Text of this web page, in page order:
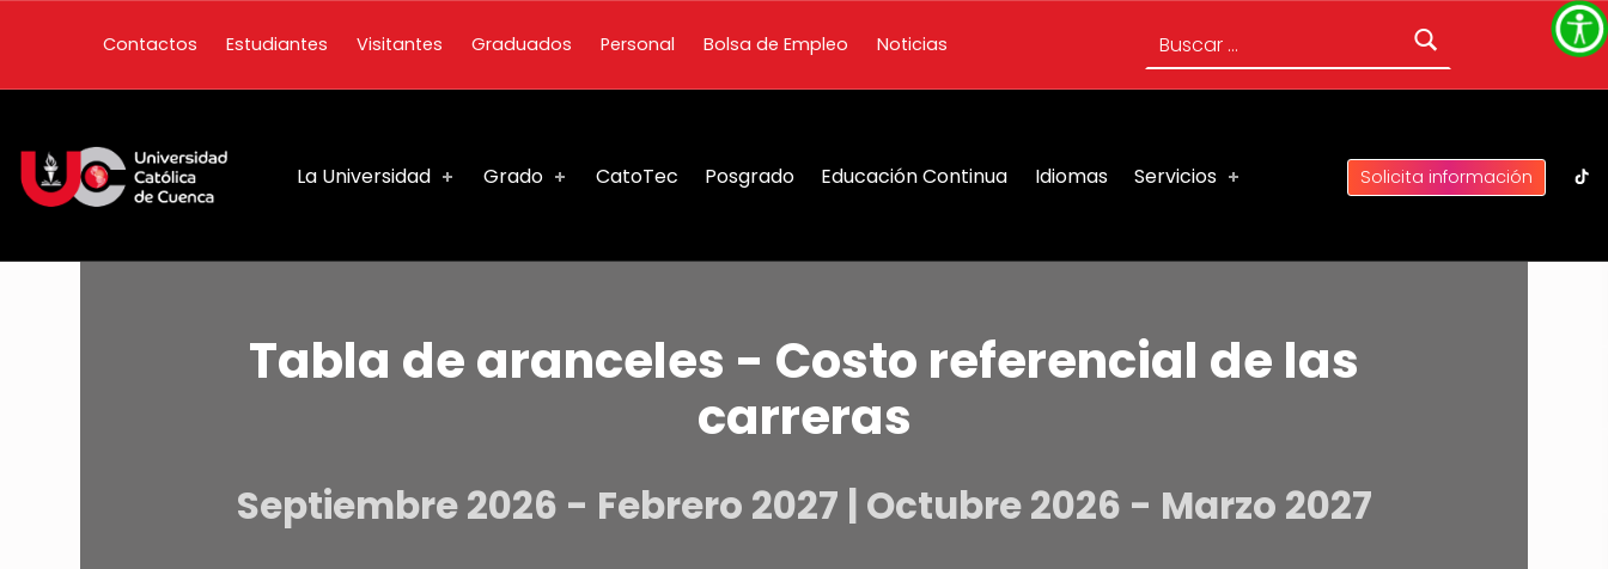
Costos de carreras y aranceles - Universidad Católica de Cuenca
La Universidad Grado CatoTec Posgrado Educación Continua Idiomas Servicios Solicita información
Contactos Estudiantes Visitantes Graduados Personal Bolsa de Empleo Noticias
Tabla de aranceles - Costo referencial de las
carreras
Septiembre 2026 - Febrero 2027 | Octubre 2026 - Marzo 2027